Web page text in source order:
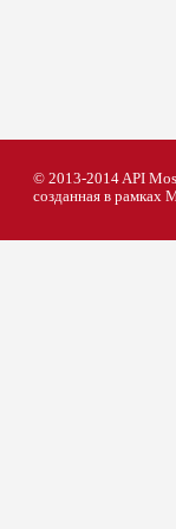
© 2013-2014 API
созданная в рамках